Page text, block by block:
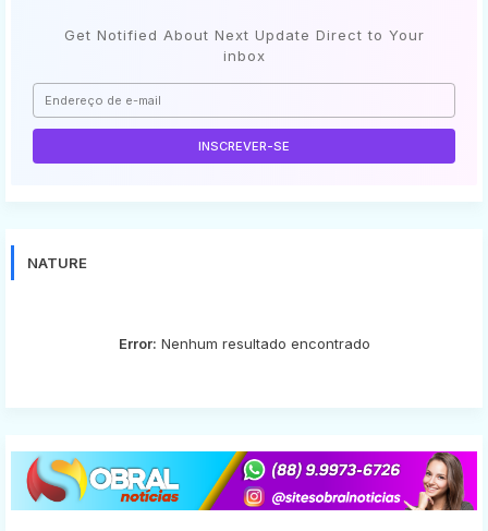
Get Notified About Next Update Direct to Your
inbox
NATURE
Error: Nenhum resultado encontrado